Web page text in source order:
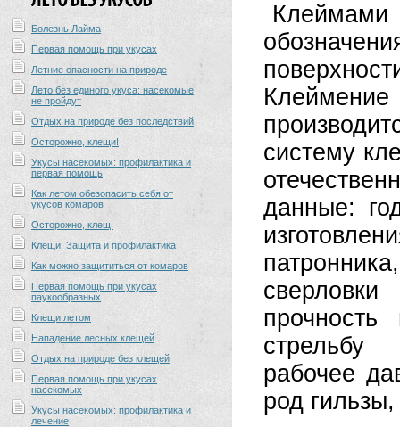
Болезнь Лайма
Первая помощь при укусах
Летние опасности на природе
Лето без единого укуса: насекомые
не пройдут
Отдых на природе без последствий
Осторожно, клещи!
Укусы насекомых: профилактика и
первая помощь
Как летом обезопасить себя от
укусов комаров
Осторожно, клещ!
Клещи. Защита и профилактика
Как можно защититься от комаров
Первая помощь при укусах
паукообразных
Клещи летом
Нападение лесных клещей
Отдых на природе без клещей
Первая помощь при укусах
насекомых
Укусы насекомых: профилактика и
лечение
Клеймами
систему
данные:
рабочее
род